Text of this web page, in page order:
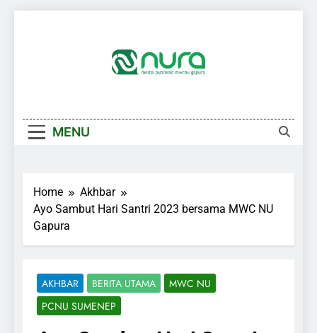
MENU
Home
Akhbar
Ayo Sambut Hari Santri 2023 bersama MWC NU
Gapura
AKHBAR BERITA UTAMA
MWC NU
PCNU SUMENEP